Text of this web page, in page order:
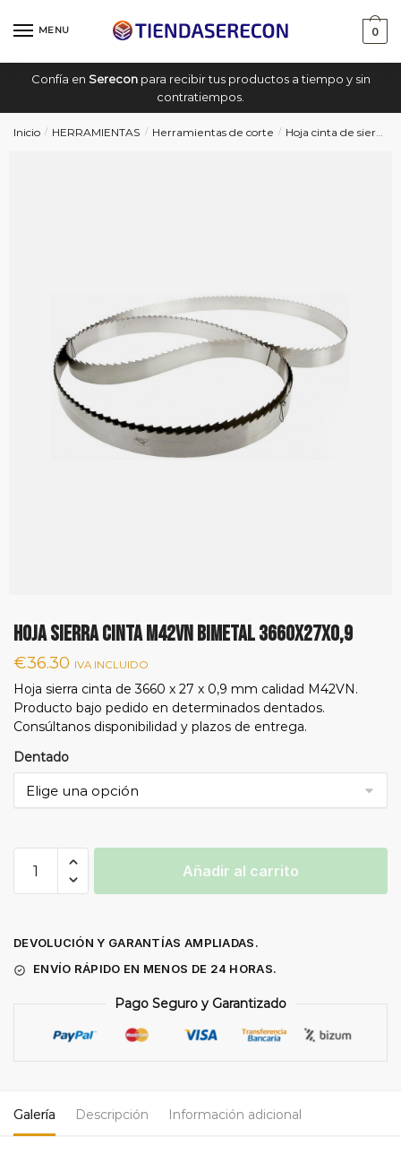
MENU 0
Confía en Sereconpara recibir tus productos a tiempo y sin
contratiempos.
Inicio / HERRAMIENTAS / Herramientas de corte / Hoja cinta de sierra
Hoja sierra cinta M42VN bimetal 3660x27x0,9
€36.30 IVA INCLUIDO
Hoja sierra cinta de 3660 x 27 x 0,9 mm calidad M42VN.
Producto bajo pedido en determinados dentados.
Consúltanos disponibilidad y plazos de entrega.
Dentado
sierra
bimetal
3660x27x0,9
Añadir al carrito
DEVOLUCIÓN Y GARANTÍAS AMPLIADAS.
ENVÍO RÁPIDO EN MENOS DE 24 HORAS.
Pago Seguro y Garantizado
Galería Descripción Información adicional